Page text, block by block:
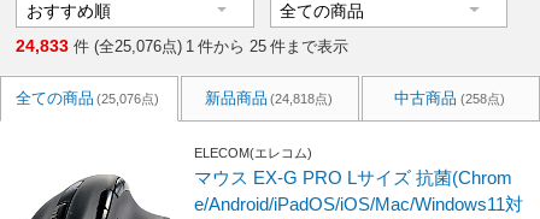
24,833 件 (全25,076点) 1 件から 25 件まで表示
全ての商品 (25,076点) 新品商品 (24,818点) 中古商品 (258点)
ELECOM(エレコム)
マウス EX-G PRO Lサイズ 抗菌(Chrom
e/Android/iPadOS/iOS/Mac/Windows11対